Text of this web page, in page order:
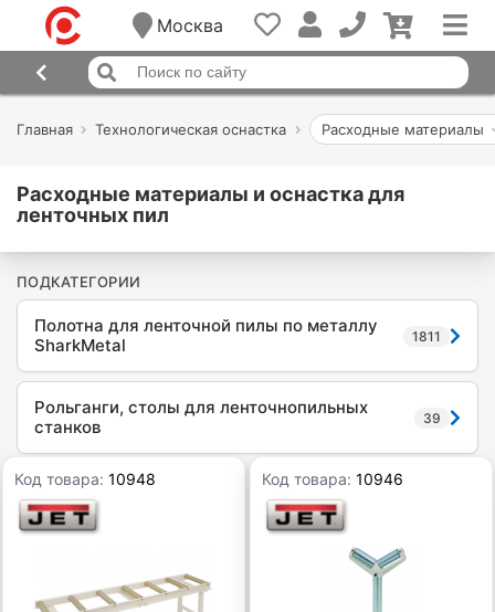
Москва
Главная Технологическая оснастка Расходные материалы
Расходные материалы и оснастка для
ленточных пил
ПОДКАТЕГОРИИ
Полотна для ленточной пилы по металлу
SharkMetal
1811
Рольганги, столы для ленточнопильных
станков
39
Код товара:10948 Код товара:10946